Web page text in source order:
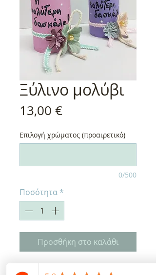
Ξύλινο μολύβι
13,00 €Τιμή
Επιλογή χρώματος (προαιρετικό)
0/500
Ποσότητα*
Προσθήκη στο καλάθι